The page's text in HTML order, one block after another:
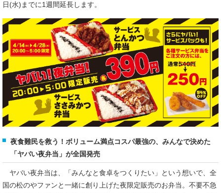
日(水)までに1週間延長します。
夜食難民を救う！ボリューム満点コスパ最強の、みんなで決めた
「ヤバい夜弁当」が全国発売
ヤバい夜弁当は、「みんなと食卓をつくりたい」という想いで、全
国の松のやファンと一緒に創り上げた夜限定販売のお弁当。不要不急